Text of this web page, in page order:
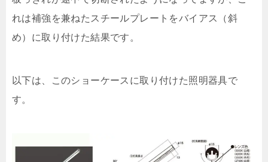
れは補強を兼ねたスチールプレートをバイアス（斜
め）に取り付けた結果です。
以下は、このショーケースに取り付けた照明器具で
す。